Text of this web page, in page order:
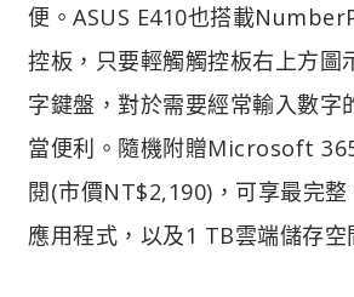
便。ASUS E410也搭載
控板，只要輕觸觸控板右上方圖
字鍵盤，對於需要經常輸入數字
當便利。隨機附贈Microsoft
閱(市價NT$2,190)，可享最完
應用程式，以及1 TB雲端儲存空